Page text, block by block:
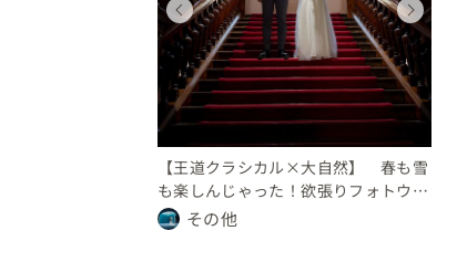
ウェディングフォト
山形県
10 〜 30 万円
【王道クラシカル×大自然】 春も雪
も楽しんじゃった！欲張りフォトウェ
ディング
その他
ウェディング
長野県
100 〜 150 万円
ウェディングフォト
山形県
〜 10 万円